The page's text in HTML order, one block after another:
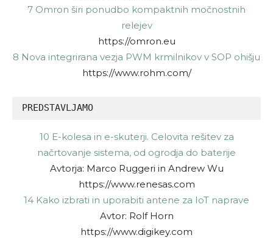
7 Omron širi ponudbo kompaktnih močnostnih
relejev
https://omron.eu
8 Nova integrirana vezja PWM krmilnikov v SOP ohišju
https://www.rohm.com/
PREDSTAVLJAMO
10 E-kolesa in e-skuterji. Celovita rešitev za
načrtovanje sistema, od ogrodja do baterije
Avtorja: Marco Ruggeri in Andrew Wu
https://www.renesas.com
14 Kako izbrati in uporabiti antene za IoT naprave
Avtor: Rolf Horn
https://www.digikey.com